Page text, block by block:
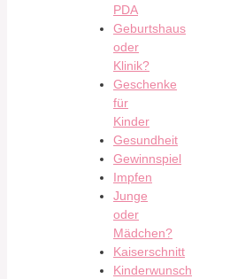
PDA
Geburtshaus
oder
Klinik?
Geschenke
für
Kinder
Gesundheit
Gewinnspiel
Impfen
Junge
oder
Mädchen?
Kaiserschnitt
Kinderwunsch